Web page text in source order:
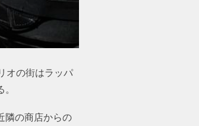
オの街はラッパ
隣の商店からの